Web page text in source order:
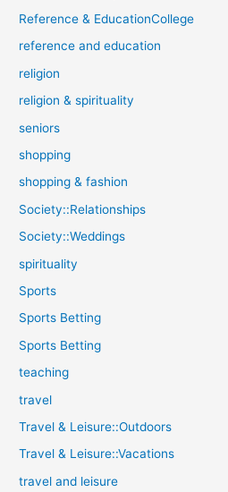
Reference & EducationCollege
reference and education
religion
religion & spirituality
seniors
shopping
shopping & fashion
Society::Relationships
Society::Weddings
spirituality
Sports
Sports Betting
Sports Betting
teaching
travel
Travel & Leisure::Outdoors
Travel & Leisure::Vacations
travel and leisure